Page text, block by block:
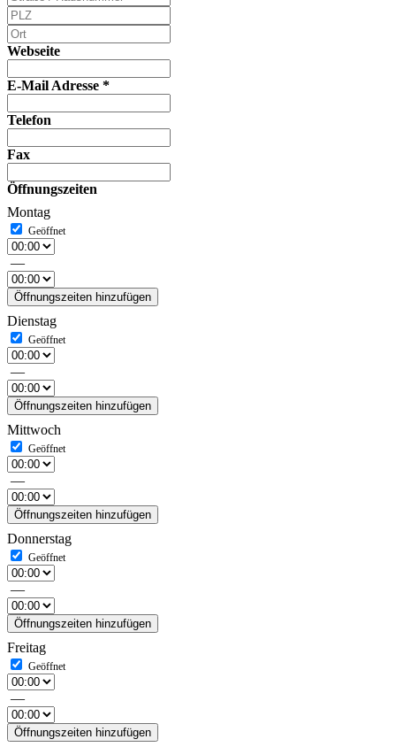
Webseite
E-Mail Adresse *
Telefon
Fax
Öffnungszeiten
Montag
—
Öffnungszeiten hinzufügen
Dienstag
—
Öffnungszeiten hinzufügen
Mittwoch
—
Öffnungszeiten hinzufügen
Donnerstag
—
Öffnungszeiten hinzufügen
Freitag
—
Öffnungszeiten hinzufügen